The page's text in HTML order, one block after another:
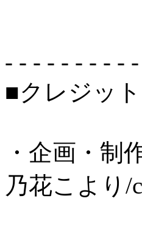
- - - - - - - - -
■クレジット
・企画・制
乃花こより/